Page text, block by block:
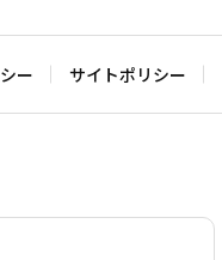
ー サイトポリシー